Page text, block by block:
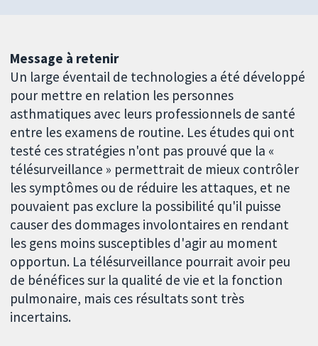
Message à retenir
Un large éventail de technologies a été développé
pour mettre en relation les personnes
asthmatiques avec leurs professionnels de santé
entre les examens de routine. Les études qui ont
testé ces stratégies n'ont pas prouvé que la «
télésurveillance » permettrait de mieux contrôler
les symptômes ou de réduire les attaques, et ne
pouvaient pas exclure la possibilité qu'il puisse
causer des dommages involontaires en rendant
les gens moins susceptibles d'agir au moment
opportun. La télésurveillance pourrait avoir peu
de bénéfices sur la qualité de vie et la fonction
pulmonaire, mais ces résultats sont très
incertains.